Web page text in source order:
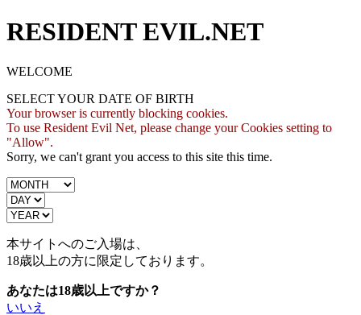
RESIDENT EVIL.NET
WELCOME
SELECT YOUR DATE OF BIRTH
Your browser is currently blocking cookies.
To use Resident Evil Net, please change your Cookies setting to
"Allow".
Sorry, we can't grant you access to this site this time.
本サイトへのご入場は、
18歳以上の方に限定しております。
あなたは18歳以上ですか？
いいえ